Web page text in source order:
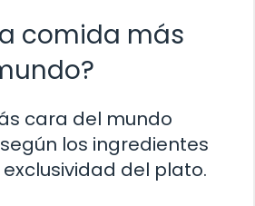
comida más
cara del mundo
los ingredientes
del plato.